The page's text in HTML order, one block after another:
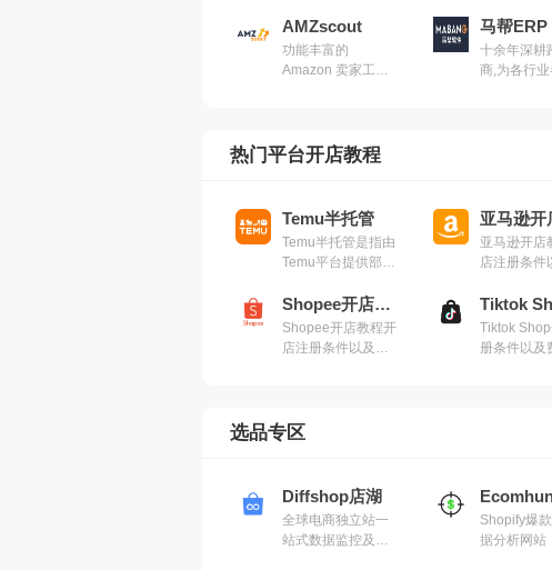
拍摄、包装和标签
设计、发送评论征
集电子邮件和
Merchant
操作非常简
户仅仅需要
AMZscout
功能丰富的
Amazon 卖家工
马帮ERP
十余年深耕
商,为各行
热门平台开店教程
Temu半托管
Temu半托管是指由
Temu平台提供部分
模式，商家只需负
责商品的生产和上
架，其余的环节由
风险，并快速扩大
销售规模
亚马逊开
亚马逊开店
店注册条件
Shopee开店教程
Shopee开店教程开
店注册条件以及费
Tiktok
册条件以及
选品专区
Diffshop店湖
全球电商独立站一
站式数据监控及选
Shopify爆
据分析网站